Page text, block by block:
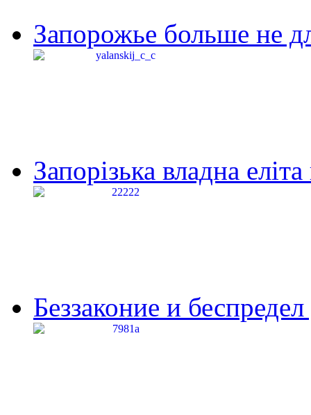
Запорожье больше не
Запорізька владна
Беззаконие и